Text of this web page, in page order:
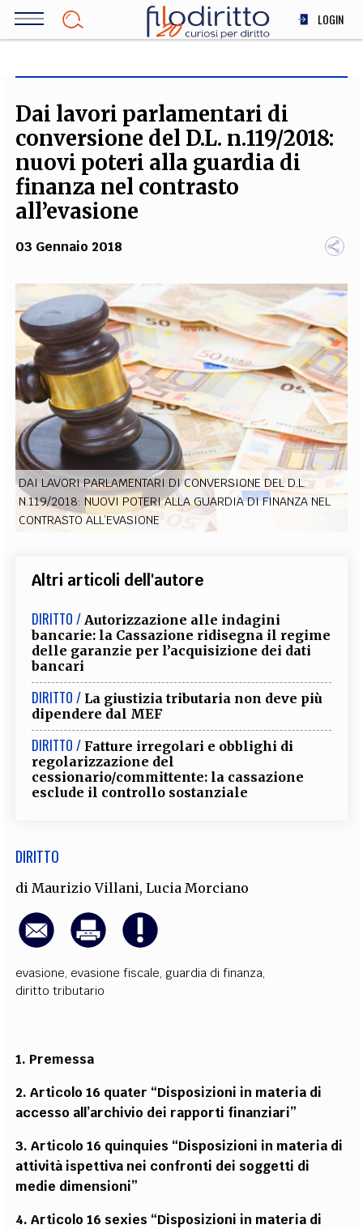
Salta
LOGIN
SOCIETÀ
MEDICINA
SCIENZA
STORIA E FILOSOFIA
TEAM
FILODIRITTO REDAZIONE COMITATO SCIENTIFICO AUTORI CURATORI
FOTOGRAFI PARTNER COLLABORA CON NOI
EXTRA
CODICI RUBRICHE LIBRI PROCEEDINGS CONTATTI
SOCIAL MEDIA
Dai lavori parlamentari di
conversione del D.L. n.119/2018:
nuovi poteri alla guardia di
finanza nel contrasto
all’evasione
03 Gennaio 2018
DAI LAVORI PARLAMENTARI DI CONVERSIONE DEL D.L.
N.119/2018: NUOVI POTERI ALLA GUARDIA DI FINANZA NEL
CONTRASTO ALL’EVASIONE
Altri articoli dell'autore
DIRITTO / Autorizzazione alle indagini
bancarie: la Cassazione ridisegna il regime
delle garanzie per l’acquisizione dei dati
bancari
DIRITTO / La giustizia tributaria non deve più
dipendere dal MEF
DIRITTO / Fatture irregolari e obblighi di
regolarizzazione del
cessionario/committente: la cassazione
esclude il controllo sostanziale
DIRITTO
di Maurizio Villani,Lucia Morciano
evasione, evasione fiscale, guardia di finanza,
diritto tributario
1. Premessa
2. Articolo 16 quater “Disposizioni in materia di
accesso all’archivio dei rapporti finanziari”
3. Articolo 16 quinquies “Disposizioni in materia di
attività ispettiva nei confronti dei soggetti di
medie dimensioni”
4. Articolo 16 sexies “Disposizioni in materia di